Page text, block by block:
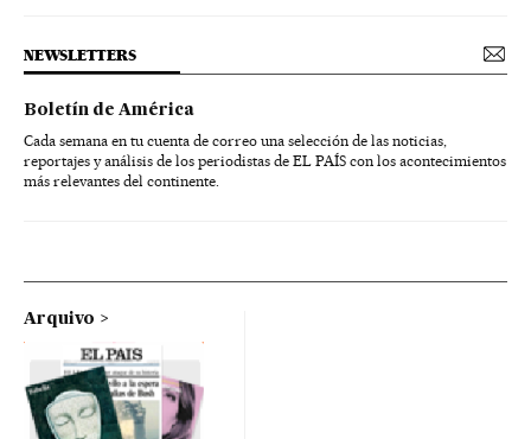
NEWSLETTERS
Boletín de América
Cada semana en tu cuenta de correo una selección de las noticias,
reportajes y análisis de los periodistas de EL PAÍS con los acontecimientos
más relevantes del continente.
Arquivo